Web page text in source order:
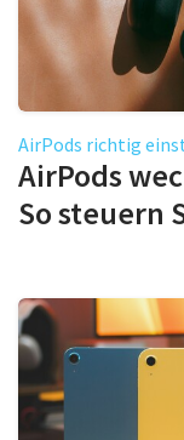
AirPods richtig
AirPods
So steuern